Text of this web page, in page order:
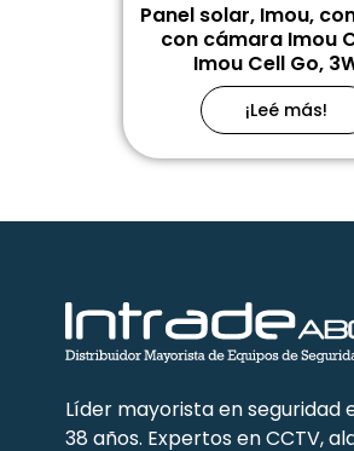
Panel solar, Imou,
con cámara Imou
Imou Cell Go,
¡Leé más!
Líder mayorista en
38 años. Expertos en CCTV,